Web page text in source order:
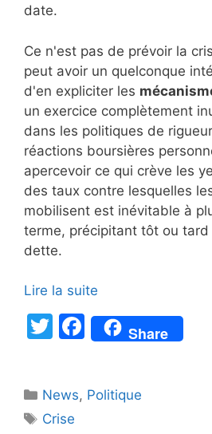
date.
Ce n'est pas de prévoir la
peut avoir un quelconque
d'en expliciter les
un exercice complètement
dans les politiques de
réactions boursières
apercevoir ce qui crève les
des taux contre lesquelles
mobilisent est inévitable à
terme, précipitant tôt ou tard
dette.
Lire la suite
T
er
F
a
e
Share
Catégories
News, Politique
Étiquettes
Crise